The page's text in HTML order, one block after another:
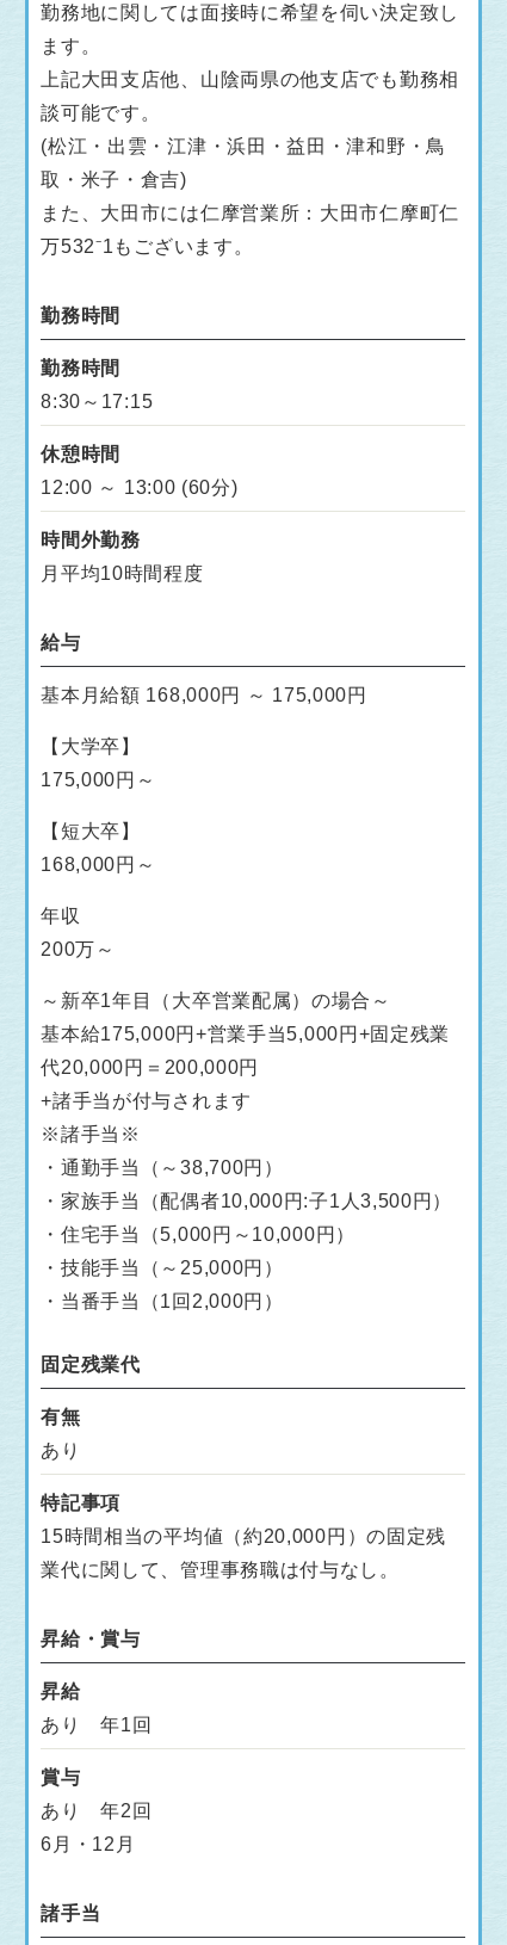
勤務地に関しては面接時に希望を伺い決定致し
ます。
上記大田支店他、山陰両県の他支店でも勤務相
談可能です。
(松江・出雲・江津・浜田・益田・津和野・鳥
取・米子・倉吉)
また、大田市には仁摩営業所：大田市仁摩町仁
万532⁻1もございます。
勤務時間
勤務時間
8:30～17:15
休憩時間
12:00 ～ 13:00 (60分)
時間外勤務
月平均10時間程度
給与
基本月給額 168,000円 ～ 175,000円
【大学卒】
175,000円～
【短大卒】
168,000円～
年収
200万～
～新卒1年目（大卒営業配属）の場合～
基本給175,000円+営業手当5,000円+固定残業
代20,000円＝200,000円
+諸手当が付与されます
※諸手当※
・通勤手当（～38,700円）
・家族手当（配偶者10,000円:子1人3,500円）
・住宅手当（5,000円～10,000円）
・技能手当（～25,000円）
・当番手当（1回2,000円）
固定残業代
有無
あり
特記事項
15時間相当の平均値（約20,000円）の固定残
業代に関して、管理事務職は付与なし。
昇給・賞与
昇給
あり 年1回
賞与
あり 年2回
6月・12月
諸手当